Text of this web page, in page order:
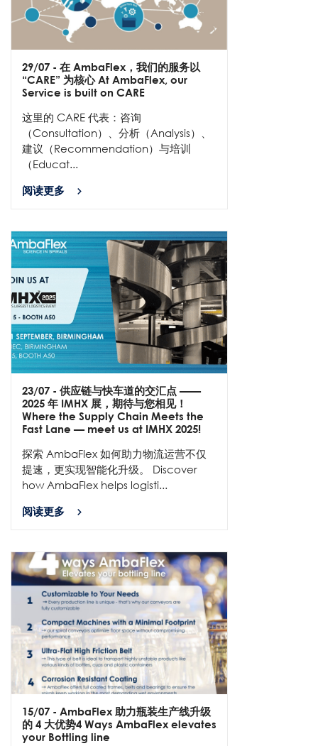
29/07 - 在 AmbaFlex，我们的服务以
“CARE” 为核心 At AmbaFlex, our
Service is built on CARE
这里的 CARE 代表：咨询
（Consultation）、分析（Analysis）、
建议（Recommendation）与培训
（Educat...
阅读更多
23/07 - 供应链与快车道的交汇点 ——
2025 年 IMHX 展，期待与您相见！
Where the Supply Chain Meets the
Fast Lane — meet us at IMHX 2025!
探索 AmbaFlex 如何助力物流运营不仅
提速，更实现智能化升级。 Discover
how AmbaFlex helps logisti...
阅读更多
15/07 - AmbaFlex 助力瓶装生产线升级
的 4 大优势4 Ways AmbaFlex elevates
your Bottling line